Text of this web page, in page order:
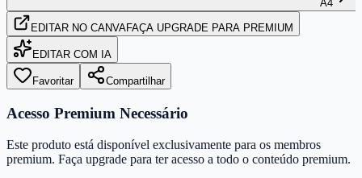
A4
EDITAR NO CANVAFAÇA UPGRADE PARA PREMIUM
EDITAR COM IA
Favoritar Compartilhar
Acesso Premium Necessário
Este produto está disponível exclusivamente para os membros
premium. Faça upgrade para ter acesso a todo o conteúdo premium.